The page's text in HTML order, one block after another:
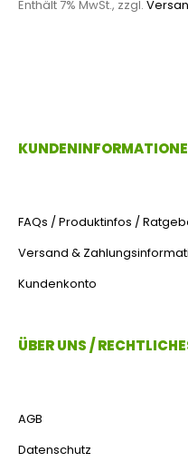
Enthält 7% MwSt., zzgl.
FAQs / Produktinfos /
Versand &
Kundenkonto
ÜBER UNS /
AGB
Datenschutz